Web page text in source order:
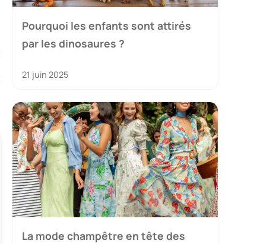
Pourquoi les enfants sont attirés
par les dinosaures ?
21 juin 2025
La mode champêtre en tête des